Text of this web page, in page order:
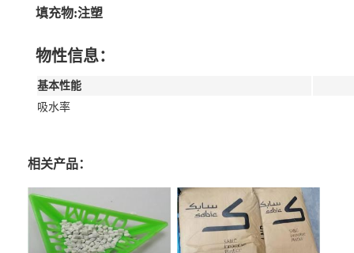
填充物:注塑
物性信息：
基本性能
吸水率
相关产品：